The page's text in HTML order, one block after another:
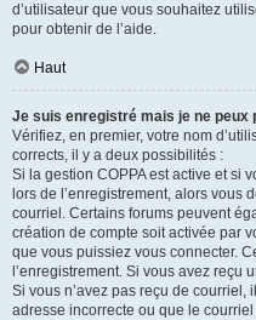
d’utilisateur que vous souhaitez
pour obtenir de l’aide.
Haut
Je suis enregistré mais je ne peux
Vérifiez, en premier, votre nom
corrects, il y a deux possibilités :
Si la gestion COPPA est active et si
lors de l’enregistrement, alors vous
courriel. Certains forums peuvent
création de compte soit activée par
que vous puissiez vous connecter.
l’enregistrement. Si vous avez reçu
Si vous n’avez pas reçu de courriel,
adresse incorrecte ou que le